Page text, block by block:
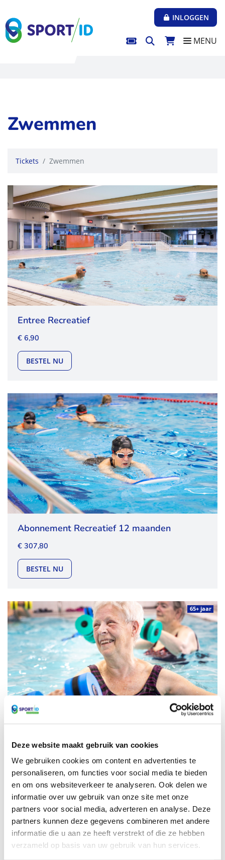
Deze website maakt gebruik van cookies
We gebruiken cookies om content en advertenties te
personaliseren, om functies voor social media te bieden
en om ons websiteverkeer te analyseren. Ook delen we
informatie over uw gebruik van onze site met onze
partners voor social media, adverteren en analyse. Deze
partners kunnen deze gegevens combineren met andere
informatie die u aan ze heeft verstrekt of die ze hebben
verzameld op basis van uw gebruik van hun services.
INLOGGEN
MENU
Zwemmen
Tickets Zwemmen
Entree Recreatief
€ 6,90
BESTEL NUENTREE RECREATIEF
Abonnement Recreatief 12 maanden
€ 307,80
BESTEL NUABONNEMENT RECREATIEF 12 MAANDEN
65+ jaar
BESTEL NUABONNEMENT 65+